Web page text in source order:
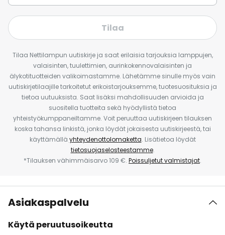
Tilaa
Tilaa Nettilampun uutiskirje ja saat erilaisia tarjouksia lamppujen,
valaisinten, tuulettimien, aurinkokennovalaisinten ja
älykotituotteiden valikoimastamme. Lähetämme sinulle myös vain
uutiskirjetilaajille tarkoitetut erikoistarjouksemme, tuotesuosituksia ja
tietoa uutuuksista. Saat lisäksi mahdollisuuden arvioida ja
suositella tuotteita sekä hyödyllistä tietoa
yhteistyökumppaneiltamme. Voit peruuttaa uutiskirjeen tilauksen
koska tahansa linkistä, jonka löydät jokaisesta uutiskirjeestä, tai
käyttämällä yhteydenottolomaketta. Lisätietoa löydät
tietosuojaselosteestamme.
*Tilauksen vähimmäisarvo 109 €. Poissuljetut valmistajat.
Asiakaspalvelu
Käytä peruutusoikeutta